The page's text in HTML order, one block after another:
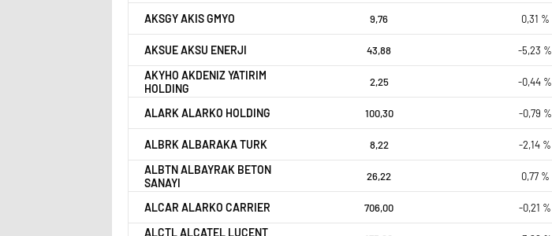
AKSGY AKIS GMYO 9,76 0,31 %
AKSUE AKSU ENERJI 43,88 -5,23 %
AKYHO AKDENIZ YATIRIM
HOLDING
2,25 -0,44 %
ALARK ALARKO HOLDING 100,30 -0,79 %
ALBRK ALBARAKA TURK 8,22 -2,14 %
ALBTN ALBAYRAK BETON
SANAYI
26,22 0,77 %
ALCAR ALARKO CARRIER 706,00 -0,21 %
ALCTL ALCATEL LUCENT